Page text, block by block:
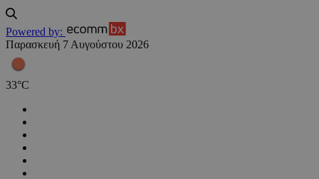
Powered by:
Παρασκευή 7 Αυγούστου 2026
33°C